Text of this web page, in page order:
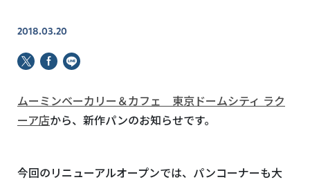
2018.03.20
ムーミンベーカリー＆カフェ 東京ドームシティ ラク
ーア店から、新作パンのお知らせです。
今回のリニューアルオープンでは、パンコーナーも大